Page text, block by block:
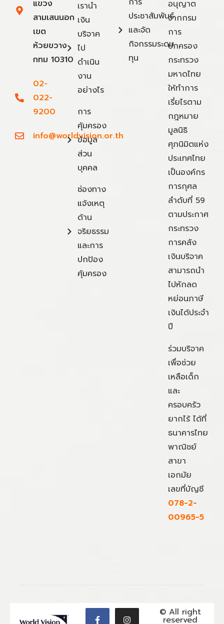
แขวง
สามเสนนอก
เขต
ห้วยขวาง
กทม 10310
02-
022-
9200
info@worldvision.or.th
เรานำ
เงิน
บริจาค
ไป
ดำเนิน
งาน
อย่างไร
การ
คุ้มครอง
ข้อมูล
ส่วน
บุคคล
ช่องทาง
แจ้งเหตุ
ด้าน
จริยธรรม
และการ
ปกป้อง
คุ้มครอง
ประชาสัมพันธ์
และจัด
กิจกรรมระดม
ทุน
อนุญาต
จากกรม
การ
ปกครอง
กระทรวง
มหาดไทย
ให้ทำการ
เรี่ยไรตาม
กฎหมาย
มูลนิธิ
ศุภนิมิตแห่ง
ประเทศไทย
เป็นองค์กร
การกุศล
ลำดับที่ 59
ตามประกาศ
กระทรวง
การคลัง
เงินบริจาค
สามารถนำ
ไปหักลด
หย่อนภาษี
เงินได้ประจำ
ปี
ร่วมบริจาค
เพื่อช่วย
เหลือเด็ก
และ
ครอบครัว
ยากไร้ ได้ที่
ธนาคารไทย
พาณิชย์
สาขา
เอกมัย
เลขที่บัญชี
078-2-
00965-5
© All right
reserved